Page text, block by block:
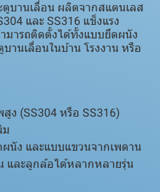
านเลื่อน ผลิตจากสแตนเลส
และ SS316 แข็งแรง
ารถติดตั้งได้ทั้งแบบยึดผนัง
านเลื่อนในบ้าน โรงงาน หรือ
ง (SS304 หรือ SS316)
ม
นัง และแบบแขวนจากเพดาน
และลูกล้อได้หลากหลายรุ่น